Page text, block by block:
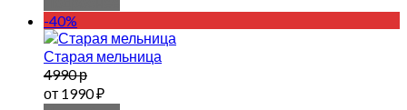
-40%
Старая мельница
4990 р
от 1990 ₽